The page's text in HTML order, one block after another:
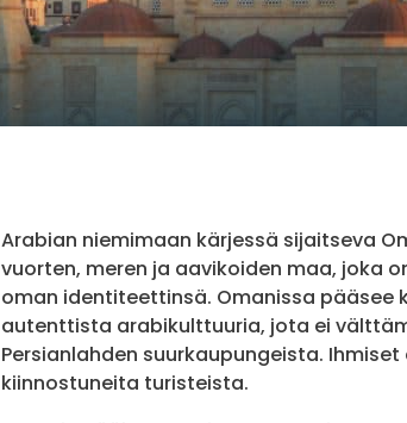
Arabian niemimaan kärjessä sijaitseva
vuorten, meren ja aavikoiden maa, joka
oman identiteettinsä. Omanissa pääsee
autenttista arabikulttuuria, jota ei
Persianlahden suurkaupungeista.
kiinnostuneita turisteista.